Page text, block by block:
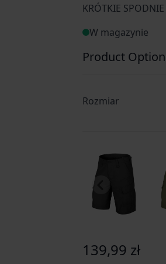
KRÓTKIE
W magazynie
Product
Rozmiar
139,99 zł